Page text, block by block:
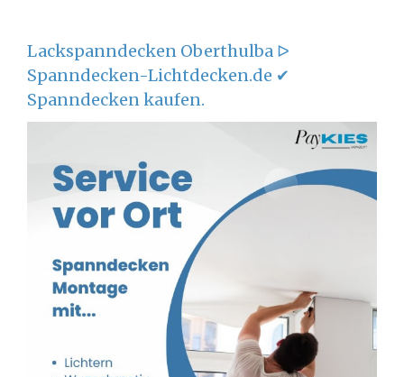
Lackspanndecken Oberthulba ᐅ
Spanndecken-Lichtdecken.de ✔
Spanndecken kaufen.